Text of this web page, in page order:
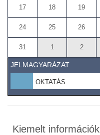
17 18 19
24 25 26
31 1 2
JELMAGYARÁZAT
OKTATÁS
Kiemelt információk